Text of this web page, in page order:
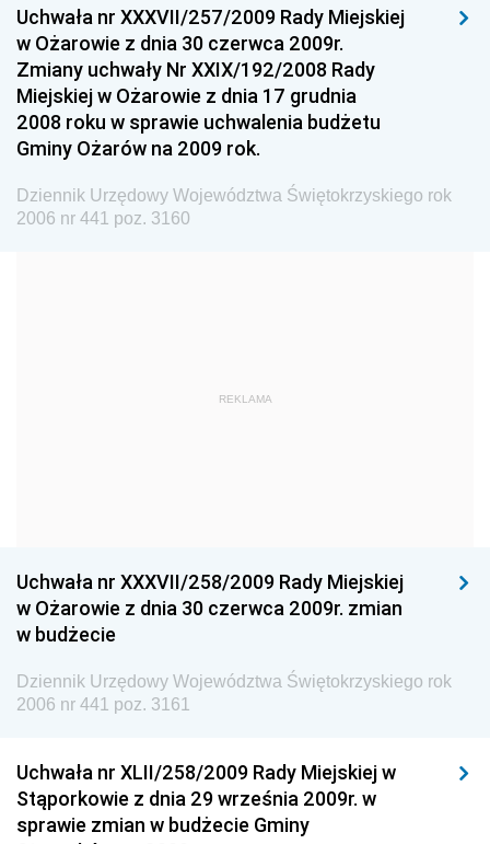
Dziennik Urzędowy Głównego Urzędu Miar
Dziennik Urzędowy Ministra Rolnictwa i Rozwoju Wsi
Dziennik Urzędowy Ministra Edukacji Narodowej i
Sportu
Dziennik Urzędowy Ministra Edukacji i Nauki
Dziennik Urzędowy Ministra Edukacji Narodowej
Dziennik Urzędowy Ministra Gospodarki Morskiej
Dziennik Urzędowy Ministra Kultury i Dziedzictwa
Dziennik Urzędowy Ministra Pracy i Polityki
Społecznej
Dziennik Urzędowy Urzędu Lotnictwa Cywilnego
Dziennik Urzędowy Ministerstwa Hutnictwa i
Przemysłu Maszynowego
Dziennik Urzędowy Ministerstwa Zdrowia i Opieki
Uchwała nr XXXVII/257/2009 Rady Miejskiej
w Ożarowie z dnia 30 czerwca 2009r.
Zmiany uchwały Nr XXIX/192/2008 Rady
Miejskiej w Ożarowie z dnia 17 grudnia
2008 roku w sprawie uchwalenia budżetu
Gminy Ożarów na 2009 rok.
Dziennik Urzędowy Województwa Świętokrzyskiego rok
2006 nr 441 poz. 3160
REKLAMA
Uchwała nr XXXVII/258/2009 Rady Miejskiej
w Ożarowie z dnia 30 czerwca 2009r. zmian
w budżecie
Dziennik Urzędowy Województwa Świętokrzyskiego rok
2006 nr 441 poz. 3161
Uchwała nr XLII/258/2009 Rady Miejskiej w
Stąporkowie z dnia 29 września 2009r. w
sprawie zmian w budżecie Gminy